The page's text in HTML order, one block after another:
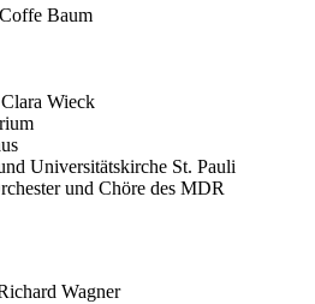
Baum
Wieck
Universitätskirche St. Pauli
und Chöre des MDR
Wagner